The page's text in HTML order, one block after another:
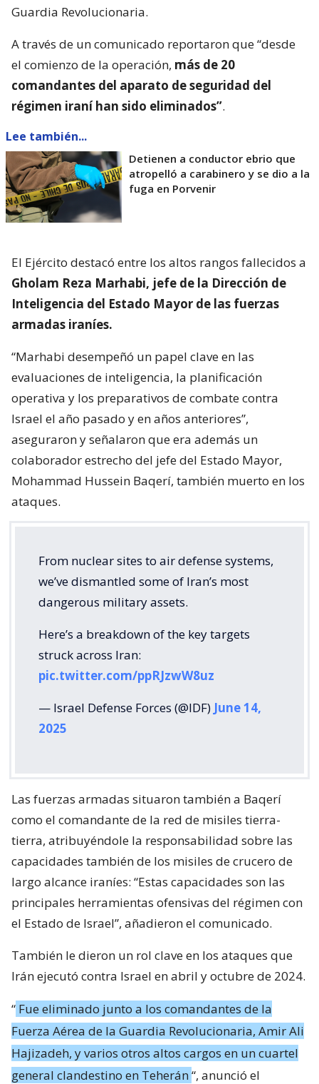
Guardia Revolucionaria.
A través de un comunicado reportaron que “desde
el comienzo de la operación, más de 20
comandantes del aparato de seguridad del
régimen iraní han sido eliminados”.
Lee también...
Detienen a conductor ebrio que
atropelló a carabinero y se dio a la
fuga en Porvenir
El Ejército destacó entre los altos rangos fallecidos a
Gholam Reza Marhabi, jefe de la Dirección de
Inteligencia del Estado Mayor de las fuerzas
armadas iraníes.
“Marhabi desempeñó un papel clave en las
evaluaciones de inteligencia, la planificación
operativa y los preparativos de combate contra
Israel el año pasado y en años anteriores”,
aseguraron y señalaron que era además un
colaborador estrecho del jefe del Estado Mayor,
Mohammad Hussein Baqerí, también muerto en los
ataques.
From nuclear sites to air defense systems,
we’ve dismantled some of Iran’s most
dangerous military assets.
Here’s a breakdown of the key targets
struck across Iran:
pic.twitter.com/ppRJzwW8uz
— Israel Defense Forces (@IDF) June 14,
2025
Las fuerzas armadas situaron también a Baqerí
como el comandante de la red de misiles tierra-
tierra, atribuyéndole la responsabilidad sobre las
capacidades también de los misiles de crucero de
largo alcance iraníes: “Estas capacidades son las
principales herramientas ofensivas del régimen con
el Estado de Israel”, añadieron el comunicado.
También le dieron un rol clave en los ataques que
Irán ejecutó contra Israel en abril y octubre de 2024.
“ Fue eliminado junto a los comandantes de la
Fuerza Aérea de la Guardia Revolucionaria, Amir Ali
Hajizadeh, y varios otros altos cargos en un cuartel
general clandestino en Teherán“, anunció el